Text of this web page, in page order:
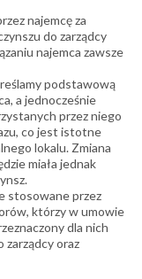
najemcę za
do zarządcy
najemca zawsze
podstawową
a jednocześnie
przez niego
co jest istotne
lokalu. Zmiana
miała jednak
stosowane przez
którzy w umowie
dla nich
zarządcy oraz